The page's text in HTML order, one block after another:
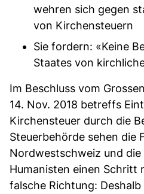
wehren sich gegen
von Kirchensteuern
Sie fordern: «Keine
Staates von
Im Beschluss vom
14. Nov. 2018 betreffs
Kirchensteuer durch die
Steuerbehörde sehen die
Nordwestschweiz und die
Humanisten einen Schritt
falsche Richtung: